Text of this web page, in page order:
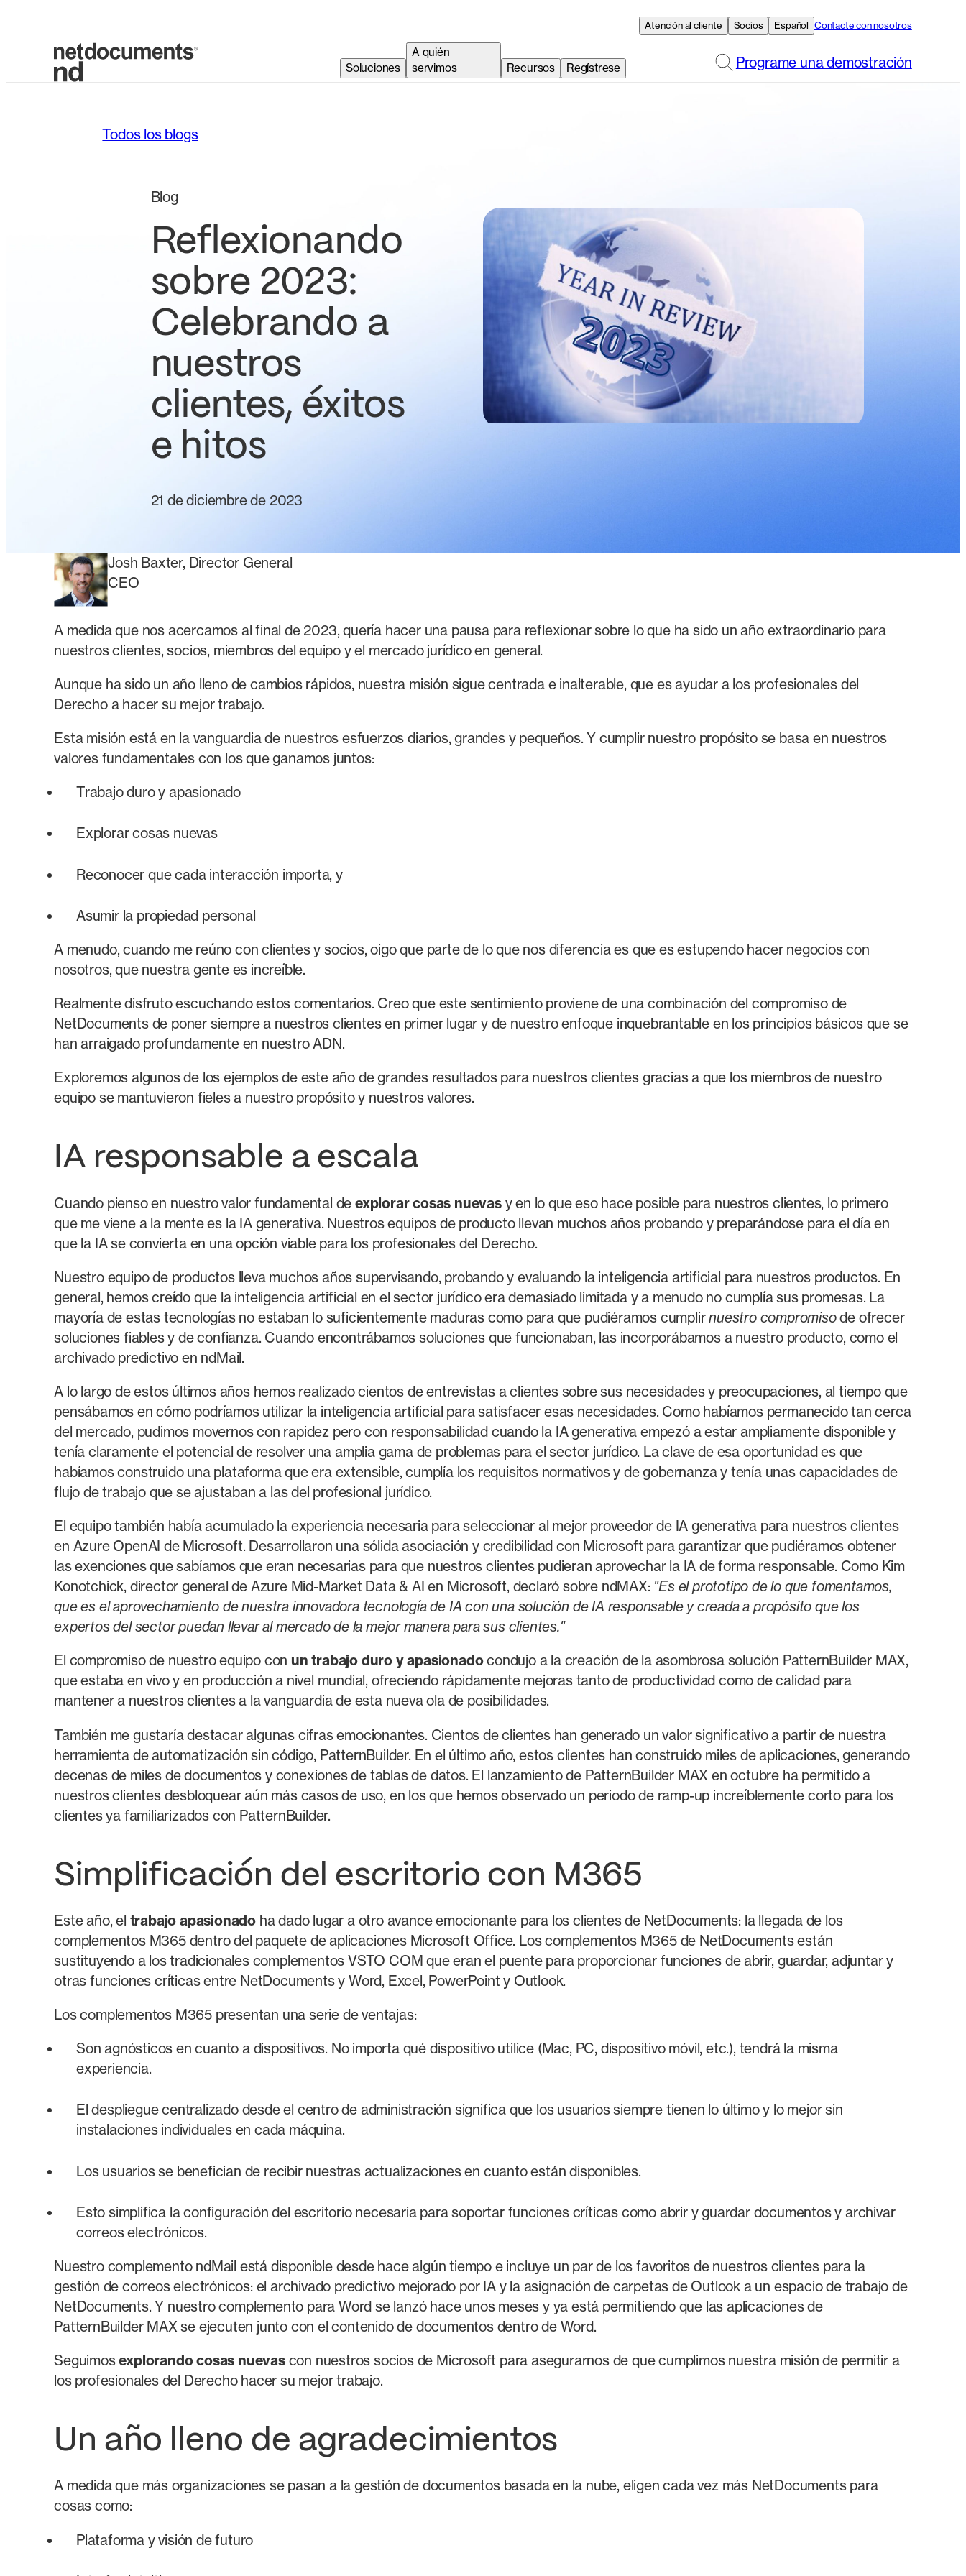
Atención al cliente Socios Español Contacte con nosotros
Soluciones
A quién
servimos
Recursos Regístrese Programe una demostración
Todos los blogs
Blog
Reflexionando
sobre 2023:
Celebrando a
nuestros
clientes, éxitos
e hitos
21 de diciembre de 2023
Josh Baxter, Director General
CEO
A medida que nos acercamos al final de 2023, quería hacer una pausa para reflexionar sobre lo que ha sido un año extraordinario para
nuestros clientes, socios, miembros del equipo y el mercado jurídico en general.
Aunque ha sido un año lleno de cambios rápidos, nuestra misión sigue centrada e inalterable, que es ayudar a los profesionales del
Derecho a hacer su mejor trabajo.
Esta misión está en la vanguardia de nuestros esfuerzos diarios, grandes y pequeños. Y cumplir nuestro propósito se basa en nuestros
valores fundamentales con los que ganamos juntos:
Trabajo duro y apasionado
Explorar cosas nuevas
Reconocer que cada interacción importa, y
Asumir la propiedad personal
A menudo, cuando me reúno con clientes y socios, oigo que parte de lo que nos diferencia es que es estupendo hacer negocios con
nosotros, que nuestra gente es increíble.
Realmente disfruto escuchando estos comentarios. Creo que este sentimiento proviene de una combinación del compromiso de
NetDocuments de poner siempre a nuestros clientes en primer lugar y de nuestro enfoque inquebrantable en los principios básicos que se
han arraigado profundamente en nuestro ADN.
Exploremos algunos de los ejemplos de este año de grandes resultados para nuestros clientes gracias a que los miembros de nuestro
equipo se mantuvieron fieles a nuestro propósito y nuestros valores.
IA responsable a escala
Cuando pienso en nuestro valor fundamental de explorar cosas nuevas y en lo que eso hace posible para nuestros clientes, lo primero
que me viene a la mente es la IA generativa. Nuestros equipos de producto llevan muchos años probando y preparándose para el día en
que la IA se convierta en una opción viable para los profesionales del Derecho.
Nuestro equipo de productos lleva muchos años supervisando, probando y evaluando la inteligencia artificial para nuestros productos. En
general, hemos creído que la inteligencia artificial en el sector jurídico era demasiado limitada y a menudo no cumplía sus promesas. La
mayoría de estas tecnologías no estaban lo suficientemente maduras como para que pudiéramos cumplirnuestro compromisode ofrecer
soluciones fiables y de confianza. Cuando encontrábamos soluciones que funcionaban, las incorporábamos a nuestro producto, como el
archivado predictivo en ndMail.
A lo largo de estos últimos años hemos realizado cientos de entrevistas a clientes sobre sus necesidades y preocupaciones, al tiempo que
pensábamos en cómo podríamos utilizar la inteligencia artificial para satisfacer esas necesidades. Como habíamos permanecido tan cerca
del mercado, pudimos movernos con rapidez pero con responsabilidad cuando la IA generativa empezó a estar ampliamente disponible y
tenía claramente el potencial de resolver una amplia gama de problemas para el sector jurídico. La clave de esa oportunidad es que
habíamos construido una plataforma que era extensible, cumplía los requisitos normativos y de gobernanza y tenía unas capacidades de
flujo de trabajo que se ajustaban a las del profesional jurídico.
El equipo también había acumulado la experiencia necesaria para seleccionar al mejor proveedor de IA generativa para nuestros clientes
en Azure OpenAI de Microsoft. Desarrollaron una sólida asociación y credibilidad con Microsoft para garantizar que pudiéramos obtener
las exenciones que sabíamos que eran necesarias para que nuestros clientes pudieran aprovechar la IA de forma responsable. Como Kim
Konotchick, director general de Azure Mid-Market Data & AI en Microsoft, declaró sobre ndMAX: "Es el prototipo de lo que fomentamos,
que es el aprovechamiento de nuestra innovadora tecnología de IA con una solución de IA responsable y creada a propósito que los
expertos del sector puedan llevar al mercado de la mejor manera para sus clientes."
El compromiso de nuestro equipo con un trabajo duro y apasionadocondujo a la creación de la asombrosa solución PatternBuilder MAX,
que estaba en vivo y en producción a nivel mundial, ofreciendo rápidamente mejoras tanto de productividad como de calidad para
mantener a nuestros clientes a la vanguardia de esta nueva ola de posibilidades.
También me gustaría destacar algunas cifras emocionantes. Cientos de clientes han generado un valor significativo a partir de nuestra
herramienta de automatización sin código, PatternBuilder. En el último año, estos clientes han construido miles de aplicaciones, generando
decenas de miles de documentos y conexiones de tablas de datos. El lanzamiento de PatternBuilder MAX en octubre ha permitido a
nuestros clientes desbloquear aún más casos de uso, en los que hemos observado un periodo de ramp-up increíblemente corto para los
clientes ya familiarizados con PatternBuilder.
Simplificación del escritorio con M365
Este año, el trabajo apasionado ha dado lugar a otro avance emocionante para los clientes de NetDocuments: la llegada de los
complementos M365 dentro del paquete de aplicaciones Microsoft Office. Los complementos M365 de NetDocuments están
sustituyendo a los tradicionales complementos VSTO COM que eran el puente para proporcionar funciones de abrir, guardar, adjuntar y
otras funciones críticas entre NetDocuments y Word, Excel, PowerPoint y Outlook.
Los complementos M365 presentan una serie de ventajas:
Son agnósticos en cuanto a dispositivos. No importa qué dispositivo utilice (Mac, PC, dispositivo móvil, etc.), tendrá la misma
experiencia.
El despliegue centralizado desde el centro de administración significa que los usuarios siempre tienen lo último y lo mejor sin
instalaciones individuales en cada máquina.
Los usuarios se benefician de recibir nuestras actualizaciones en cuanto están disponibles.
Esto simplifica la configuración del escritorio necesaria para soportar funciones críticas como abrir y guardar documentos y archivar
correos electrónicos.
Nuestro complemento ndMail está disponible desde hace algún tiempo e incluye un par de los favoritos de nuestros clientes para la
gestión de correos electrónicos: el archivado predictivo mejorado por IA y la asignación de carpetas de Outlook a un espacio de trabajo de
NetDocuments. Y nuestro complemento para Word se lanzó hace unos meses y ya está permitiendo que las aplicaciones de
PatternBuilder MAX se ejecuten junto con el contenido de documentos dentro de Word.
Seguimosexplorando cosas nuevascon nuestros socios de Microsoft para asegurarnos de que cumplimos nuestra misión de permitir a
los profesionales del Derecho hacer su mejor trabajo.
Un año lleno de agradecimientos
A medida que más organizaciones se pasan a la gestión de documentos basada en la nube, eligen cada vez más NetDocuments para
cosas como:
Plataforma y visión de futuro